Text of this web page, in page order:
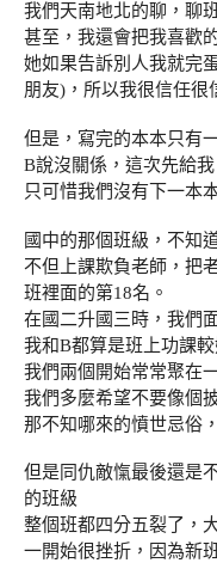
我們天南地北的聊，聊
甚至，我還會把我喜歡
她如果告訴別人我就完
朋友)，所以我很信任很
但是，寫完的本本只有
B說沒關係，這次先給我
只可惜我們沒有下一本
國中的那個班級，不知
不但上課欺負老師，把
班裡面的第18名。
在國二升國三時，我們
我和B都算是班上功課
我們兩個開始常常聚在
我們多麼希望不要像個
那不知哪來的憤世忌俗
但是同仇敵愾最後還是
的班級
整個班都四分五裂了，
一開始很挫折，因為新